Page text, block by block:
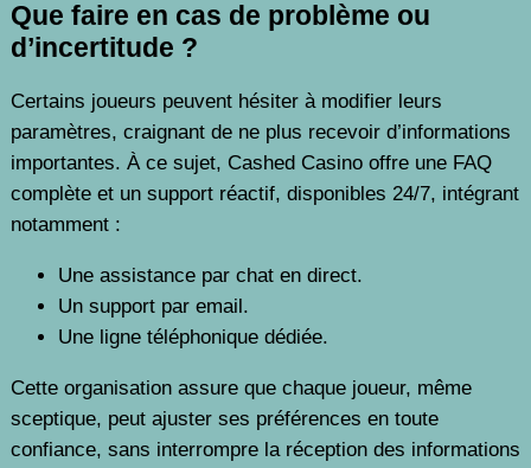
Que faire en cas de problème ou
d’incertitude ?
Certains joueurs peuvent hésiter à modifier leurs
paramètres, craignant de ne plus recevoir d’informations
importantes. À ce sujet, Cashed Casino offre une FAQ
complète et un support réactif, disponibles 24/7, intégrant
notamment :
Une assistance par chat en direct.
Un support par email.
Une ligne téléphonique dédiée.
Cette organisation assure que chaque joueur, même
sceptique, peut ajuster ses préférences en toute
confiance, sans interrompre la réception des informations